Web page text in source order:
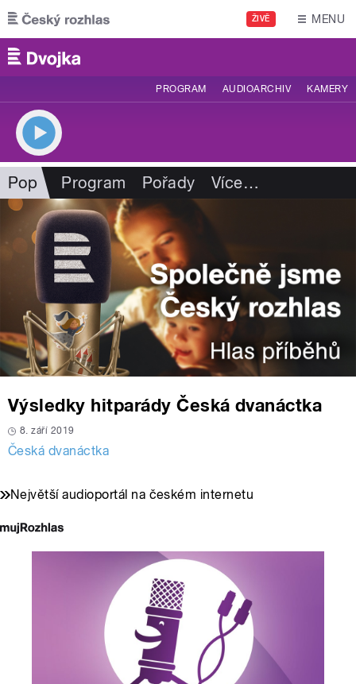
Přejít k hlavnímu obsahu
ŽIVĚ MENU
PROGRAM AUDIOARCHIV KAMERY
Pop Program Pořady Více…
Výsledky hitparády Česká dvanáctka
8. září 2019
Česká dvanáctka
Největší audioportál na českém internetu